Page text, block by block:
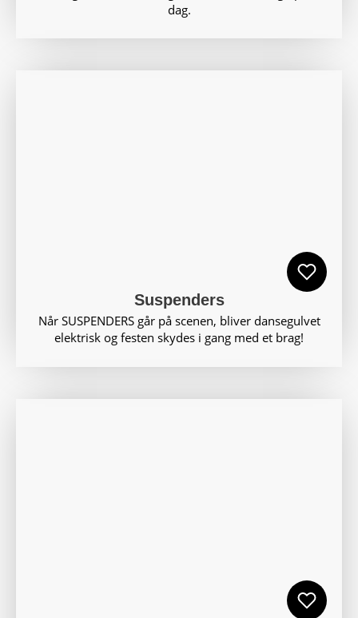
dag.
Suspenders
Når SUSPENDERS går på scenen, bliver dansegulvet
elektrisk og festen skydes i gang med et brag!